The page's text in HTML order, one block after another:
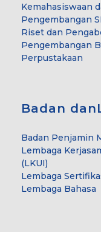
Kemahasiswaan
Pengembangan
Riset dan
Pengembangan
Perpustakaan
Badan
Badan Penjamin
Lembaga
(LKUI)
Lembaga
Lembaga Bahasa